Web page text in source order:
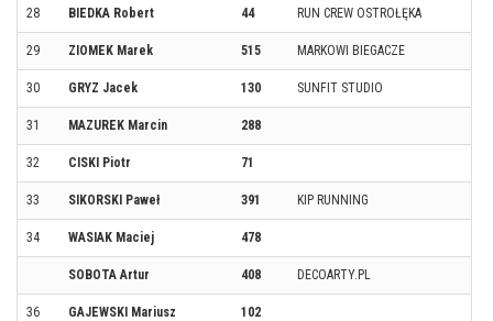
28 BIEDKA Robert 44 RUN CREW OSTROŁĘKA
29 ZIOMEK Marek 515 MARKOWI BIEGACZE
30 GRYZ Jacek 130 SUNFIT STUDIO
31 MAZUREK Marcin 288
32 CISKI Piotr 71
33 SIKORSKI Paweł 391 KIP RUNNING
34 WASIAK Maciej 478
SOBOTA Artur 408 DECOARTY.PL
36 GAJEWSKI Mariusz 102